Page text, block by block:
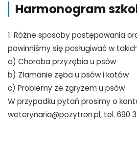
Harmonogram
1. Różne sposoby postępowania
powinniśmy się posługiwać w
a) Choroba przyzębia u psów
b) Złamanie zęba u psów i kotów
c) Problemy ze zgryzem u psów
W przypadku pytań prosimy o
weterynaria@pozytron.pl, tel. 690